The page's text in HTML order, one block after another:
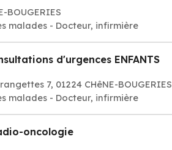
BOUGERIES
malades - Docteur, infirmière
d'urgences ENFANTS
7, 01224 CHêNE-BOUGERIES
malades - Docteur, infirmière
oncologie